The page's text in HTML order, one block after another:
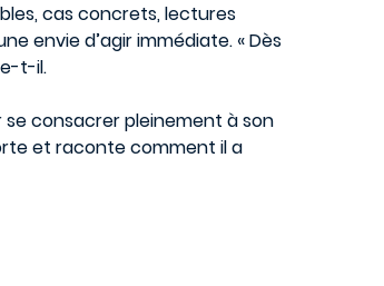
cas concrets, lectures
envie d’agir immédiate. « Dès
t-il.
consacrer pleinement à son
et raconte comment il a